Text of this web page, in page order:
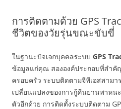
การติดตามด้วย GPS
ชีวิตของวัยรุ่นขณะขับขี่
ในฐานะปัจเจกบุคคลระบบ GPS
ข้อมูลแก่คุณ สององค์ประกอบที่สำคั
ครอบครัว ระบบติดตามจีพีเอสสามา
เปลี่ยนแปลงของการกู้คืนยานพาหน
ตัวอีกด้วย การติดตั้งระบบติดตาม